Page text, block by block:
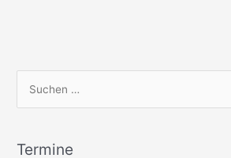
h
Termine